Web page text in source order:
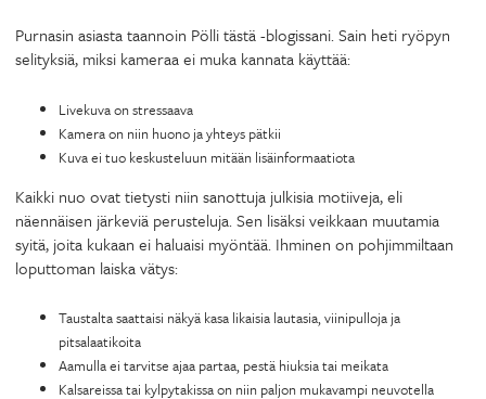
Purnasin asiasta taannoin Pölli tästä -blogissani. Sain heti ryöpyn
selityksiä, miksi kameraa ei muka kannata käyttää:
Livekuva on stressaava
Kamera on niin huono ja yhteys pätkii
Kuva ei tuo keskusteluun mitään lisäinformaatiota
Kaikki nuo ovat tietysti niin sanottuja julkisia motiiveja, eli
näennäisen järkeviä perusteluja. Sen lisäksi veikkaan muutamia
syitä, joita kukaan ei haluaisi myöntää. Ihminen on pohjimmiltaan
loputtoman laiska vätys:
Taustalta saattaisi näkyä kasa likaisia lautasia, viinipulloja ja
pitsalaatikoita
Aamulla ei tarvitse ajaa partaa, pestä hiuksia tai meikata
Kalsareissa tai kylpytakissa on niin paljon mukavampi neuvotella